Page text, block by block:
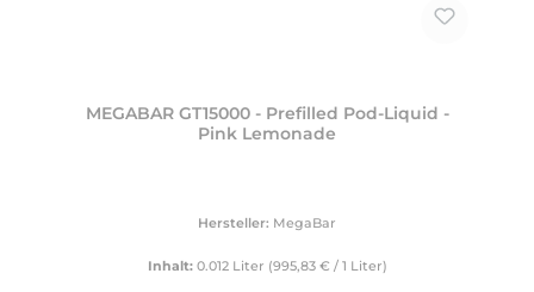
MEGABAR GT15000 - Prefilled Pod-Liquid -
Pink Lemonade
Hersteller: MegaBar
Inhalt: 0.012 Liter (995,83 € / 1 Liter)